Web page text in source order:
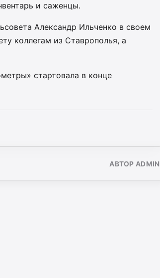
и саженцы.
Александр Ильченко в своем
коллегам из Ставрополья, а
стартовала в конце
АВТОР ADMIN